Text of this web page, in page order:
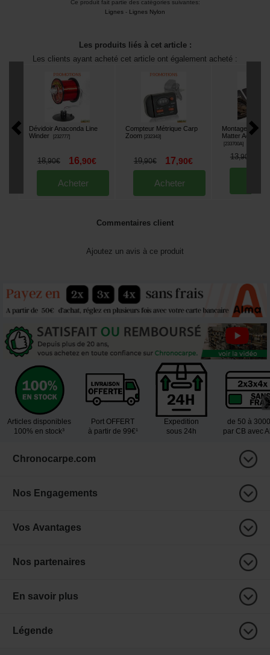
Ce produit fait partie des catégories suivantes:
Lignes - Lignes Nylon
Les produits liés à cet article :
Les clients ayant acheté cet article ont également acheté :
Dévidoir Anaconda Line
Winder
[232777]
18,90€ 16,90€
Acheter
Compteur Métrique Carp
Zoom [232343]
19,90€ 17,90€
Acheter
Montage Korda
Matter Action
[233700A]
13,90
Commentaires client
Ajoutez un avis à ce produit
Articles disponibles
100% en stock³
Port OFFERT
à partir de 99€¹
Expedition
sous 24h
de 50 à
par CB avec
Chronocarpe.com
Nos Engagements
Vos Avantages
Nos partenaires
En savoir plus
Légende